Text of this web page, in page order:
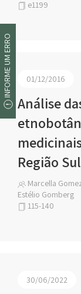
e1199
01/12/2016
Análise
Região
Marcella
Estélio Gomberg
115-140
30/06/2022
INFORME UM ERRO